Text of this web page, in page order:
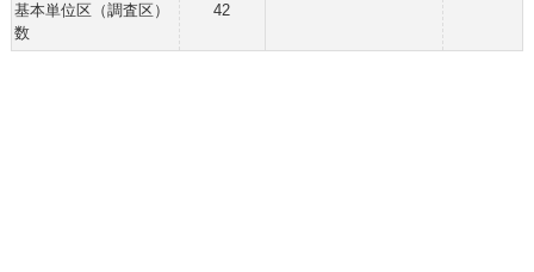
基本単位区（調査区）
数
42